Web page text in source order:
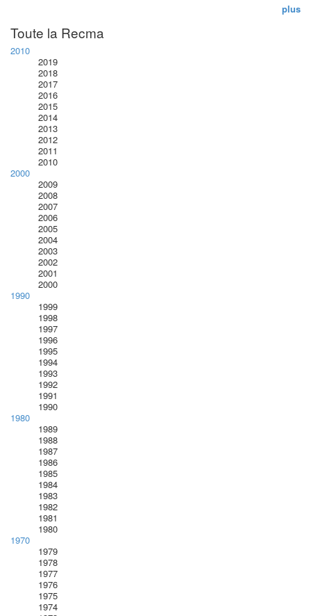
plus
Toute la Recma
2010
2019
2018
2017
2016
2015
2014
2013
2012
2011
2010
2000
2009
2008
2007
2006
2005
2004
2003
2002
2001
2000
1990
1999
1998
1997
1996
1995
1994
1993
1992
1991
1990
1980
1989
1988
1987
1986
1985
1984
1983
1982
1981
1980
1970
1979
1978
1977
1976
1975
1974